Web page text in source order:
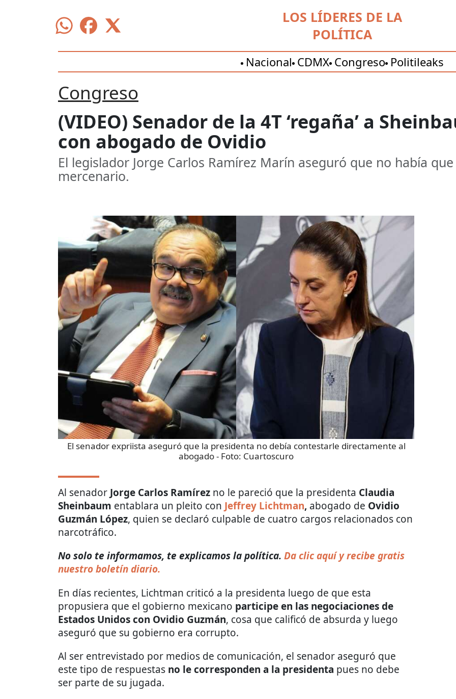
LOS LÍDERES DE LA
POLÍTICA
Nacional CDMX Congreso Politileaks
Congreso
(VIDEO) Senador de la 4T ‘regaña’ a
con abogado de Ovidio
El legislador Jorge Carlos Ramírez Marín aseguró que no había
mercenario.
El senador expriista aseguró que la presidenta no debía contestarle directamente al
abogado- Foto: Cuartoscuro
Al senador Jorge Carlos Ramírez no le pareció que la presidenta Claudia
Sheinbaum entablara un pleito con Jeffrey Lichtman, abogado de Ovidio
Guzmán López, quien se declaró culpable de cuatro cargos relacionados con
narcotráfico.
No solo te informamos, te explicamos la política. Da clic aquí y recibe gratis
nuestro boletín diario.
En días recientes, Lichtman criticó a la presidenta luego de que esta
propusiera que el gobierno mexicano participe en las negociaciones de
Estados Unidos con Ovidio Guzmán, cosa que calificó de absurda y luego
aseguró que su gobierno era corrupto.
Al ser entrevistado por medios de comunicación, el senador aseguró que
este tipo de respuestas no le corresponden a la presidenta pues no debe
ser parte de su jugada.